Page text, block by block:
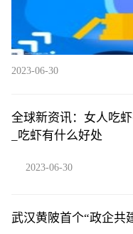
2023-06-30
全球新资讯：女人吃
_吃虾有什么好处
2023-06-30
武汉黄陂首个“政企共